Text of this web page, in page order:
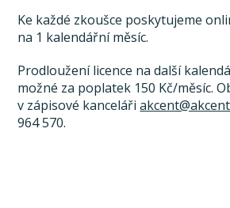
Ke každé zkoušce poskytujeme
na 1 kalendářní měsíc.
Prodloužení licence na další
možné za poplatek 150 Kč/měsíc.
v zápisové kanceláři
964 570.